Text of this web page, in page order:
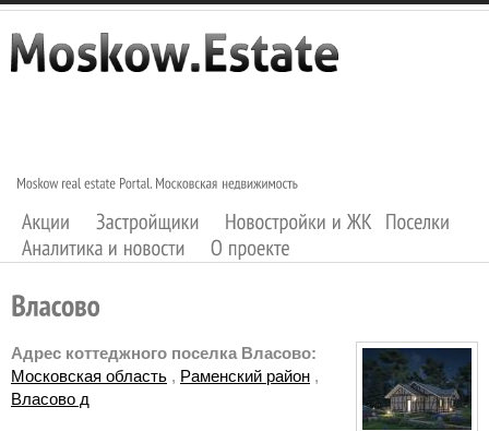
Адрес коттеджного поселка Власово:
Московская область , Раменский район ,
Власово д